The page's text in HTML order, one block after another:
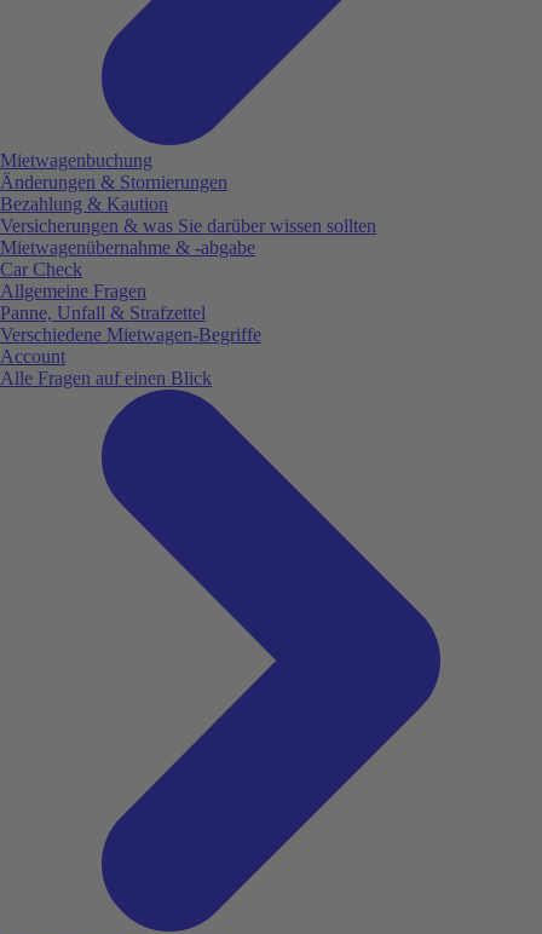
Mietwagenbuchung
Änderungen & Stornierungen
Bezahlung & Kaution
Versicherungen & was Sie darüber wissen sollten
Mietwagenübernahme & -abgabe
Car Check
Allgemeine Fragen
Panne, Unfall & Strafzettel
Verschiedene Mietwagen-Begriffe
Account
Alle Fragen auf einen Blick